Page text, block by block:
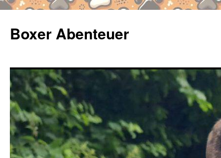
springen
Boxer Abenteuer